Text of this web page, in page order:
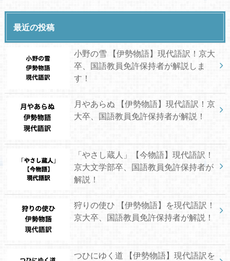
最近の投稿
小野の雪 【伊勢物語】現代語訳！京大
卒、国語教員免許保持者が解説しま
す！
月やあらぬ 【伊勢物語】現代語訳！京
大卒、国語教員免許保持者が解説！
「やさし蔵人」【今物語】現代語訳！
京大文学部卒、国語教員免許保持者が
解説！
狩りの使ひ 【伊勢物語】を現代語訳！
京大卒、国語教員免許保持者が解説！
つひにゆく道 【伊勢物語】現代語訳を